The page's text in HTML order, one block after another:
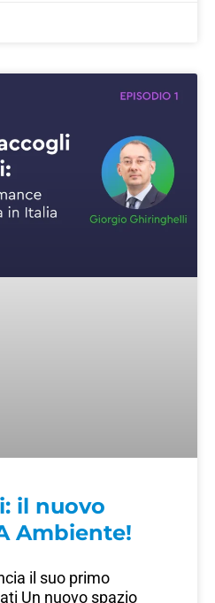
il nuovo
Ambiente!
il suo primo
Un nuovo spazio